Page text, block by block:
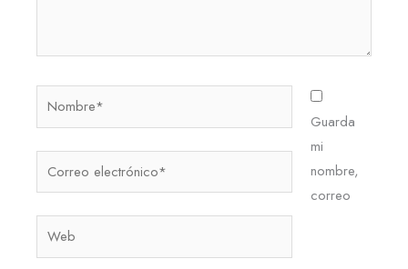
Nombre*
Guarda
mi
nombre,
correo